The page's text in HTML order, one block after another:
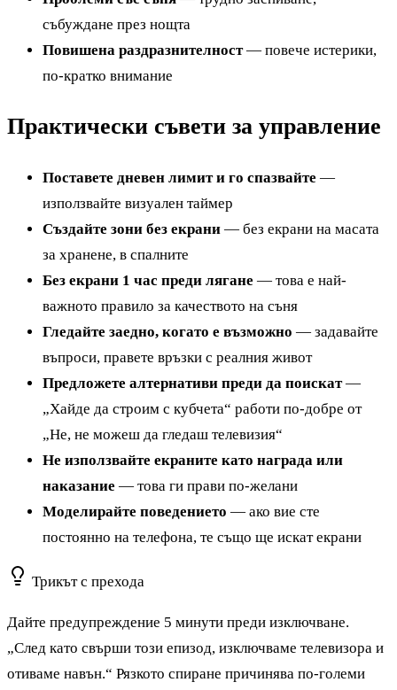
събуждане през нощта
Повишена раздразнителност— повече истерики,
по-кратко внимание
Практически съвети за управление
Поставете дневен лимит и го спазвайте —
използвайте визуален таймер
Създайте зони без екрани — без екрани на масата
за хранене, в спалните
Без екрани 1 час преди лягане — това е най-
важното правило за качеството на съня
Гледайте заедно, когато е възможно — задавайте
въпроси, правете връзки с реалния живот
Предложете алтернативи преди да поискат—
„Хайде да строим с кубчета“ работи по-добре от
„Не, не можеш да гледаш телевизия“
Не използвайте екраните като награда или
наказание — това ги прави по-желани
Моделирайте поведението — ако вие сте
постоянно на телефона, те също ще искат екрани
Трикът с прехода
Дайте предупреждение 5 минути преди изключване.
„След като свърши този епизод, изключваме телевизора и
отиваме навън.“ Рязкото спиране причинява по-големи